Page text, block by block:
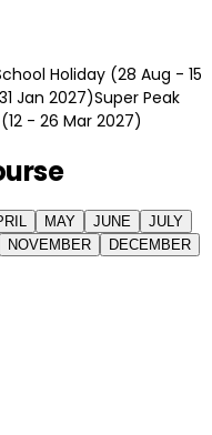
Holiday (28 Aug - 15
Jan 2027)Super Peak
- 26 Mar 2027)
MAY JUNE
JULY
NOVEMBER DECEMBER